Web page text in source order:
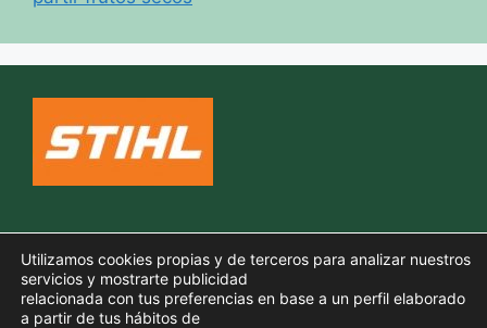
Aviso legal
Política de privacidad
Utilizamos cookies propias y de terceros para analizar nuestros
servicios y mostrarte publicidad
relacionada con tus preferencias en base a un perfil elaborado
a partir de tus hábitos de